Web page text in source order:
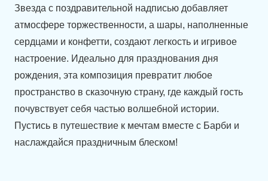
Звезда с поздравительной надписью добавляет
атмосфере торжественности, а шары, наполненные
сердцами и конфетти, создают легкость и игривое
настроение. Идеально для празднования дня
рождения, эта композиция превратит любое
пространство в сказочную страну, где каждый гость
почувствует себя частью волшебной истории.
Пустись в путешествие к мечтам вместе с Барби и
наслаждайся праздничным блеском!